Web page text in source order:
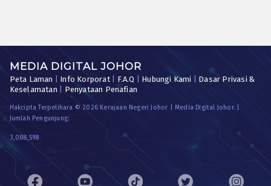
MEDIA DIGITAL JOHOR
Peta Laman Info Korporat| F.A.Q Hubungi Kami
Dasar Privasi &
Keselamatan
Penyataan Penafian
Hakcipta Terpelihara © 2026 Kerajaan Negeri Johor | Media Digital Johor. |
Jumlah Pengunjung:
3,088,598